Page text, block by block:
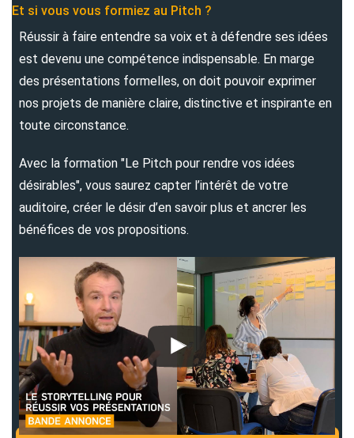
Et si vous vous formiez au Pitch ?
Réussir à faire entendre sa voix et à défendre ses idées
est devenu une compétence indispensable. En marge
des présentations formelles, on doit pouvoir exprimer
nos projets de manière claire, distinctive et inspirante en
toute circonstance.
Avec la formation "Le Pitch pour rendre vos idées
désirables", vous saurez capter l’intérêt de votre
auditoire, créer le désir d’en savoir plus et ancrer les
bénéfices de vos propositions.